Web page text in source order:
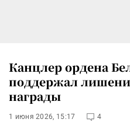
Канцлер ордена
поддержал
награды
1 июня 2026, 15:17 4